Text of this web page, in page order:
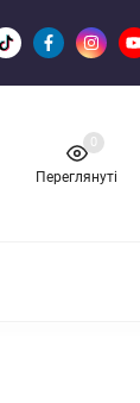
Переглянуті
0